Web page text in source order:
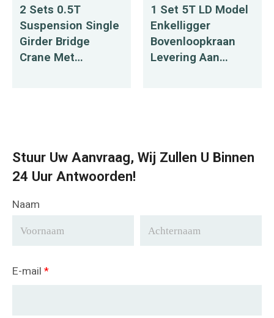
2 Sets 0.5T
Suspension Single
Girder Bridge
Crane Met
1 Set 5T LD Model
Enkelligger
Bovenloopkraan
Levering Aan
Stuur Uw Aanvraag, Wij Zullen U Binnen
24 Uur Antwoorden!
Naam
E-mail *